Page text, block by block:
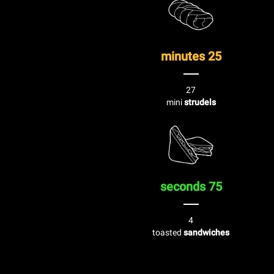
25 minutes
27
ministrudels
75 seconds
4
toasted sandwiches